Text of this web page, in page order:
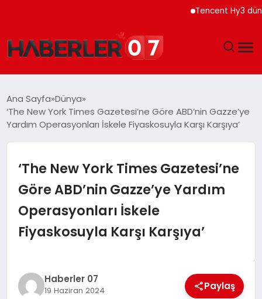
Tencent Hy3 dünya
EKONOMI
TEKNOLOJI
EĞITIM
MAGAZIN
Ana Sayfa Dünya
‘The New York Times Gazetesi’ne Göre ABD’nin Gazze’ye
Yardım Operasyonları İskele Fiyaskosuyla Karşı Karşıya’
‘The New York Times Gazetesi’ne
Göre ABD’nin Gazze’ye Yardım
Operasyonları İskele
Fiyaskosuyla Karşı Karşıya’
Haberler 07
19 Haziran 2024 Paylaş